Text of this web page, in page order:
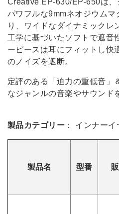
Creative EP-630/EP-650は、
パワフルな9mmネオジウムマ
り、ワイドなダイナミックレ
工学に基づいたソフトで遮音
ーピースは耳にフィットし快
のノイズを遮断。
定評のある「迫力の重低音」
なジャンルの音楽やサウンド
製品カテゴリー ： インナー
製品名 型番